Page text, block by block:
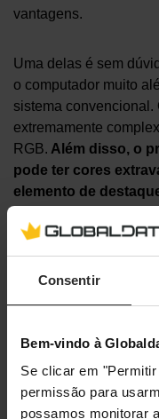
Consentir
Bem-vindo à
Se clicar em
permissão para
possamos monitorar
vantagens.
Uma delas é sem
o computador muito
sistema convencional.
extremamente
RGB. Além disso, o
pode ter cores
elemento de
Este tipo de sistema
casos de
rapidamente, e é